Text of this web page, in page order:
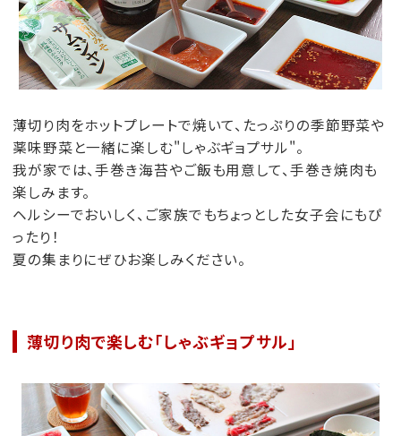
薄切り肉をホットプレートで焼いて、たっぷりの季節野菜や
薬味野菜と一緒に楽しむ"しゃぶギョプサル"。
我が家では、手巻き海苔やご飯も用意して、手巻き焼肉も
楽しみます。
ヘルシーでおいしく、ご家族でもちょっとした女子会にもぴ
ったり！
夏の集まりにぜひお楽しみください。
薄切り肉で楽しむ「しゃぶギョプサル」